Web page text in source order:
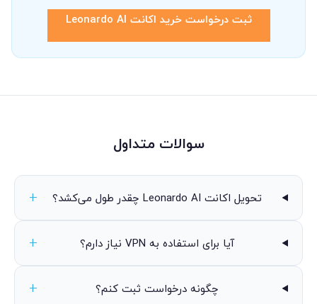
ثبت درخواست خرید اکانت Leonardo AI
سوالات متداول
تحویل اکانت Leonardo AI چقدر طول می‌کشد؟
آیا برای استفاده به VPN نیاز دارم؟
چگونه درخواست ثبت کنم؟